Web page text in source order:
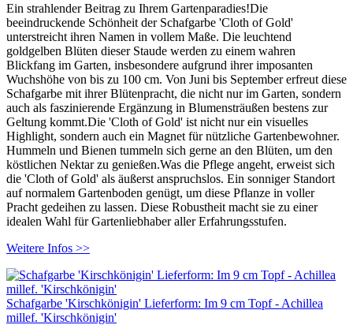
Ein strahlender Beitrag zu Ihrem Gartenparadies!Die
beeindruckende Schönheit der Schafgarbe 'Cloth of Gold'
unterstreicht ihren Namen in vollem Maße. Die leuchtend
goldgelben Blüten dieser Staude werden zu einem wahren
Blickfang im Garten, insbesondere aufgrund ihrer imposanten
Wuchshöhe von bis zu 100 cm. Von Juni bis September erfreut diese
Schafgarbe mit ihrer Blütenpracht, die nicht nur im Garten, sondern
auch als faszinierende Ergänzung in Blumensträußen bestens zur
Geltung kommt.Die 'Cloth of Gold' ist nicht nur ein visuelles
Highlight, sondern auch ein Magnet für nützliche Gartenbewohner.
Hummeln und Bienen tummeln sich gerne an den Blüten, um den
köstlichen Nektar zu genießen.Was die Pflege angeht, erweist sich
die 'Cloth of Gold' als äußerst anspruchslos. Ein sonniger Standort
auf normalem Gartenboden genügt, um diese Pflanze in voller
Pracht gedeihen zu lassen. Diese Robustheit macht sie zu einer
idealen Wahl für Gartenliebhaber aller Erfahrungsstufen.
Weitere Infos >>
Schafgarbe 'Kirschkönigin' Lieferform: Im 9 cm Topf - Achillea
millef. 'Kirschkönigin'